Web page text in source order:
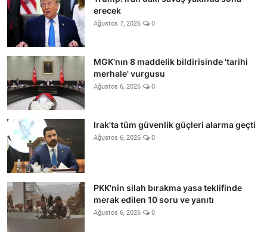
erecek
Ağustos 7, 2026 0
MGK'nın 8 maddelik bildirisinde 'tarihi
merhale' vurgusu
Ağustos 6, 2026 0
Irak'ta tüm güvenlik güçleri alarma geçti
Ağustos 6, 2026 0
PKK'nin silah bırakma yasa teklifinde
merak edilen 10 soru ve yanıtı
Ağustos 6, 2026 0